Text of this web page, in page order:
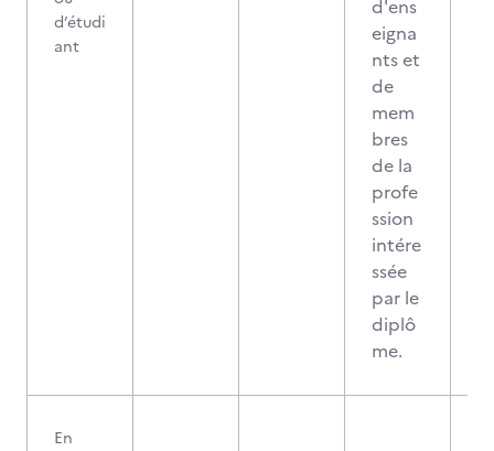
d’étudi
ant
d'ens
eigna
nts et
de
mem
bres
de la
profe
ssion
intére
ssée
par le
diplô
me.
En